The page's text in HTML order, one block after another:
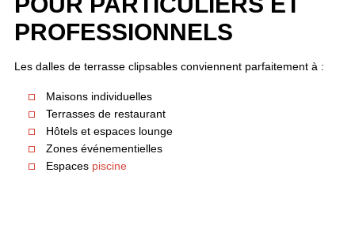
PROFESSIONNELS
Les dalles de terrasse clipsables conviennent parfaitement à :
Maisons individuelles
Terrasses de restaurant
Hôtels et espaces lounge
Zones événementielles
Espaces piscine